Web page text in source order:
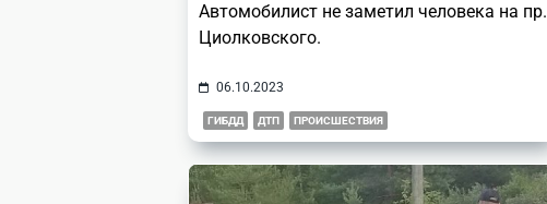
Автомобилист не заметил человека на пр.
Циолковского.
06.10.2023
ГИБДД ДТП ПРОИСШЕСТВИЯ